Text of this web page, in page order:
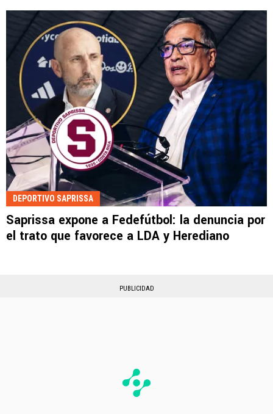
DEPORTIVO SAPRISSA
Saprissa expone a Fedefútbol: la denuncia por
el trato que favorece a LDA y Herediano
PUBLICIDAD